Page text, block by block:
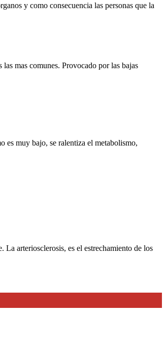
y como consecuencia las personas que la
mas comunes. Provocado por las bajas
es muy bajo, se ralentiza el metabolismo,
La arteriosclerosis, es el estrechamiento de los